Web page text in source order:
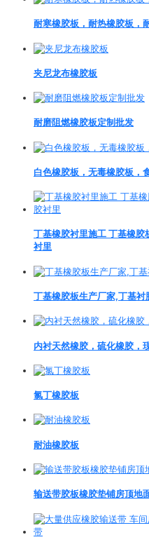
耐寒橡胶板，耐热橡胶板，
夹尼龙布橡胶板
耐磨阻燃橡胶板定制批发
白色橡胶板，无毒橡胶板，
丁基橡胶衬里施工 丁基橡
衬里
丁基橡胶板生产厂家,丁基衬
内衬天然橡胶，硫化橡胶，
氯丁橡胶板
耐油橡胶板
输送带胶板橡胶垫铺房顶地